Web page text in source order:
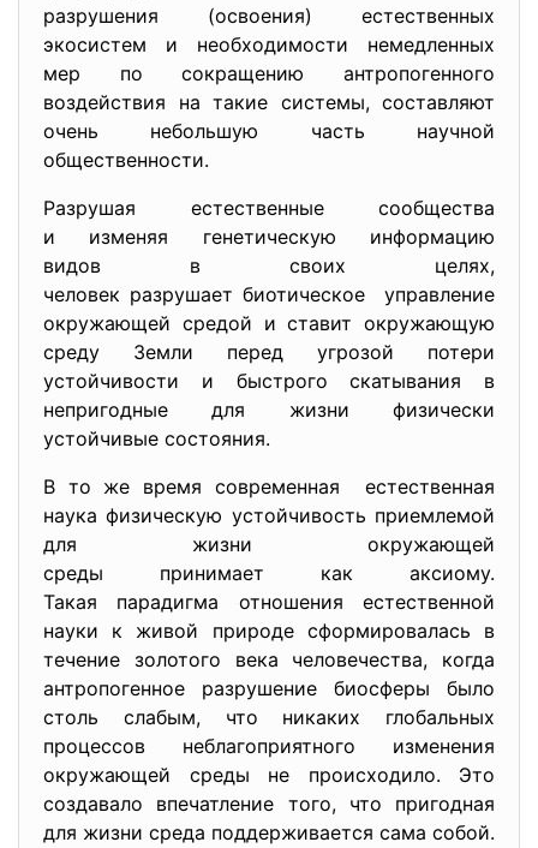
разрушения (освоения) естественных
экосистем и необходимости немедленных
мер по сокращению антропогенного
воздействия на такие системы, составляют
очень небольшую часть научной
общественности.
Разрушая естественные сообщества
и изменяя генетическую информацию
видов в своих целях,
человек разрушает биотическое управление
окружающей средой и ставит окружающую
среду Земли перед угрозой потери
устойчивости и быстрого скатывания в
непригодные для жизни физически
устойчивые состояния.
В то же время современная естественная
наука физическую устойчивость приемлемой
для жизни окружающей
среды принимает как аксиому.
Такая парадигма отношения естественной
науки к живой природе сформировалась в
течение золотого века человечества, когда
антропогенное разрушение биосферы было
столь слабым, что никаких глобальных
процессов неблагоприятного изменения
окружающей среды не происходило. Это
создавало впечатление того, что пригодная
для жизни среда поддерживается сама собой.